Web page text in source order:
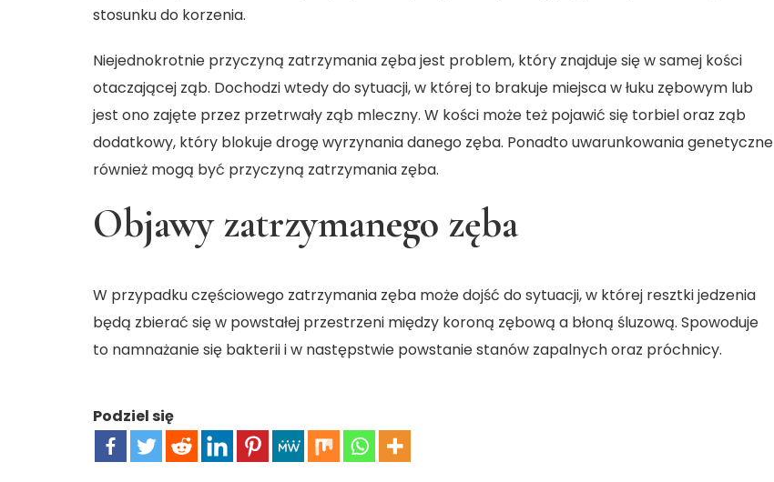
stosunku do korzenia.
Niejednokrotnie przyczyną zatrzymania zęba jest problem, który znajduje się w samej kości
otaczającej ząb. Dochodzi wtedy do sytuacji, w której to brakuje miejsca w łuku zębowym lub
jest ono zajęte przez przetrwały ząb mleczny. W kości może też pojawić się torbiel oraz ząb
dodatkowy, który blokuje drogę wyrzynania danego zęba. Ponadto uwarunkowania genetyczne
również mogą być przyczyną zatrzymania zęba.
Objawy zatrzymanego zęba
W przypadku częściowego zatrzymania zęba może dojść do sytuacji, w której resztki jedzenia
będą zbierać się w powstałej przestrzeni między koroną zębową a błoną śluzową. Spowoduje
to namnażanie się bakterii i w następstwie powstanie stanów zapalnych oraz próchnicy.
Podziel się